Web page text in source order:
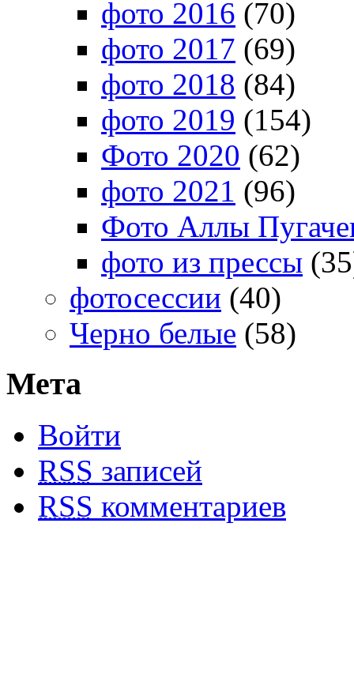
фото 2016 (70)
фото 2017 (69)
фото 2018 (84)
фото 2019 (154)
Фото 2020 (62)
фото 2021 (96)
Фото Аллы
фото из прессы
фотосессии (40)
Черно белые (58)
Мета
Войти
RSS записей
RSS комментариев